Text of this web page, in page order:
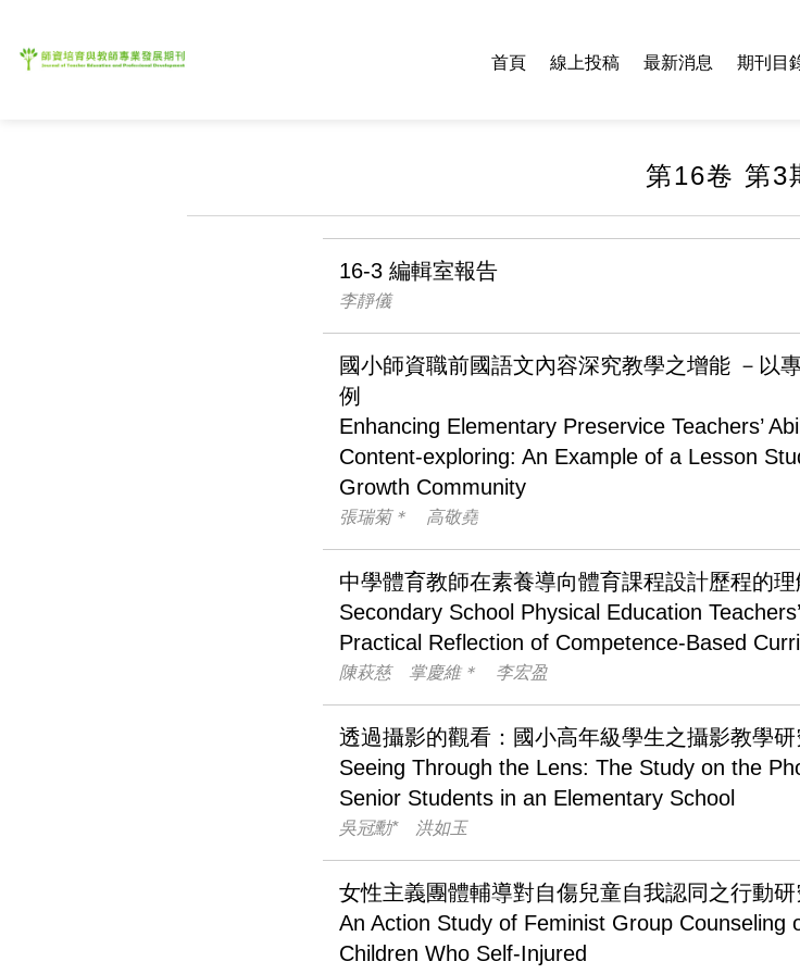
首頁 線上投稿 最新消息 期刊目
第16卷 第3
16-3 編輯室報告
李靜儀
國小師資職前國語文內容深究教學之增能 －以
例
Enhancing Elementary Preservice Teachers’
Content-exploring: An Example of a Lesson
Growth Community
張瑞菊＊ 高敬堯
中學體育教師在素養導向體育課程設計歷程的理
Secondary School Physical Education
Practical Reflection of Competence-Based
陳萩慈 掌慶維＊ 李宏盈
透過攝影的觀看：國小高年級學生之攝影教學研
Seeing Through the Lens: The Study on the
Senior Students in an Elementary School
吳冠勳* 洪如玉
女性主義團體輔導對自傷兒童自我認同之行動研
An Action Study of Feminist Group Counseling
Children Who Self-Injured